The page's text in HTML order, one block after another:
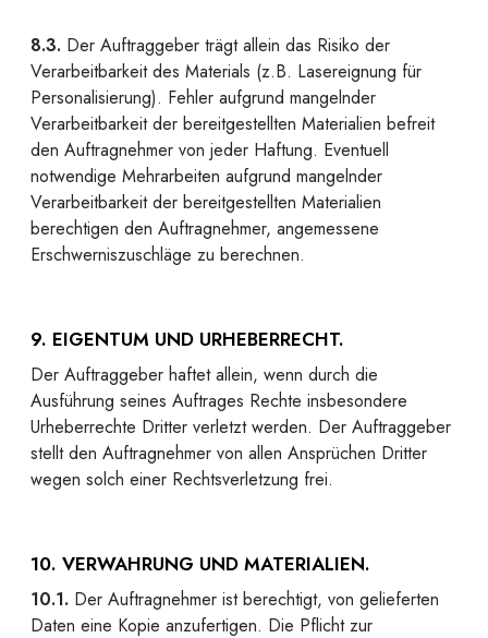
8.3. Der Auftraggeber trägt allein das Risiko der
Verarbeitbarkeit des Materials (z.B. Lasereignung für
Personalisierung). Fehler aufgrund mangelnder
Verarbeitbarkeit der bereitgestellten Materialien befreit
den Auftragnehmer von jeder Haftung. Eventuell
notwendige Mehrarbeiten aufgrund mangelnder
Verarbeitbarkeit der bereitgestellten Materialien
berechtigen den Auftragnehmer, angemessene
Erschwerniszuschläge zu berechnen.
9. EIGENTUM UND URHEBERRECHT.
Der Auftraggeber haftet allein, wenn durch die
Ausführung seines Auftrages Rechte insbesondere
Urheberrechte Dritter verletzt werden. Der Auftraggeber
stellt den Auftragnehmer von allen Ansprüchen Dritter
wegen solch einer Rechtsverletzung frei.
10. VERWAHRUNG UND MATERIALIEN.
10.1. Der Auftragnehmer ist berechtigt, von gelieferten
Daten eine Kopie anzufertigen. Die Pflicht zur